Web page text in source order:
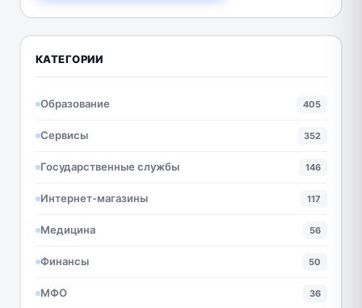
КАТЕГОРИИ
Образование 405
Сервисы 352
Государственные службы 146
Интернет-магазины 117
Медицина 56
Финансы 50
МФО 36